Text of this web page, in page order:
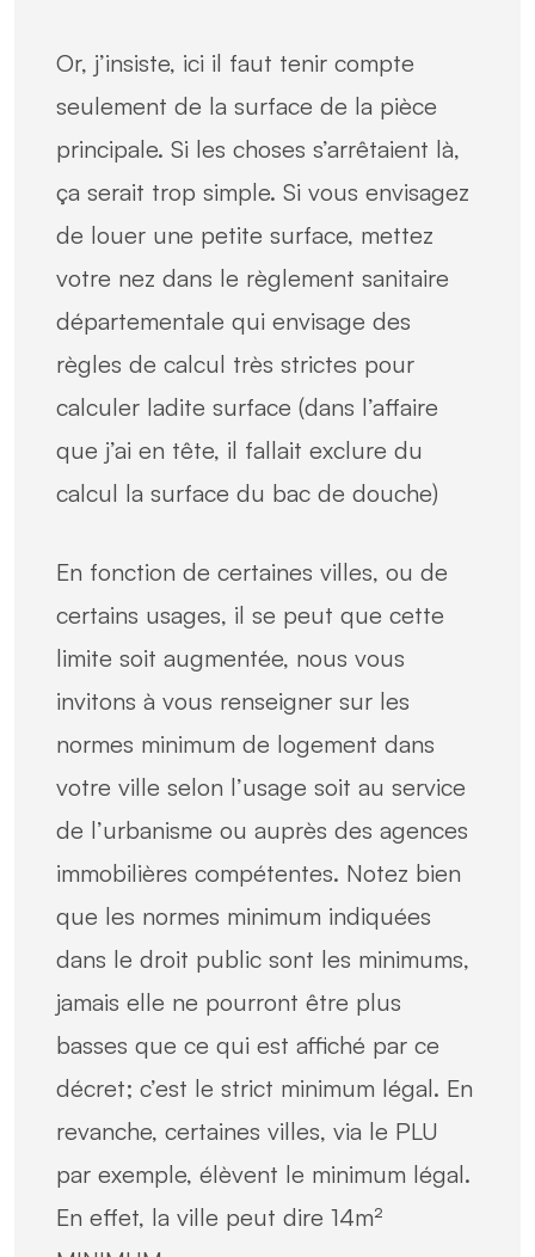
Or, j’insiste, ici il faut tenir compte
seulement de la surface de la pièce
principale. Si les choses s’arrêtaient là,
ça serait trop simple. Si vous envisagez
de louer une petite surface, mettez
votre nez dans le règlement sanitaire
départementale qui envisage des
règles de calcul très strictes pour
calculer ladite surface (dans l’affaire
que j’ai en tête, il fallait exclure du
calcul la surface du bac de douche)
En fonction de certaines villes, ou de
certains usages, il se peut que cette
limite soit augmentée, nous vous
invitons à vous renseigner sur les
normes minimum de logement dans
votre ville selon l’usage soit au service
de l’urbanisme ou auprès des agences
immobilières compétentes. Notez bien
que les normes minimum indiquées
dans le droit public sont les minimums,
jamais elle ne pourront être plus
basses que ce qui est affiché par ce
décret; c’est le strict minimum légal. En
revanche, certaines villes, via le PLU
par exemple, élèvent le minimum légal.
En effet, la ville peut dire 14m²